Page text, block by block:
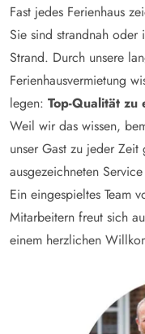
Fast jedes Ferienhaus
Sie sind strandnah
Strand. Durch unsere
Ferienhausvermietung
legen: Top-Qualität zu
Weil wir das wissen,
unser Gast zu jeder
ausgezeichneten
Ein eingespieltes Team
Mitarbeitern freut sich
einem herzlichen